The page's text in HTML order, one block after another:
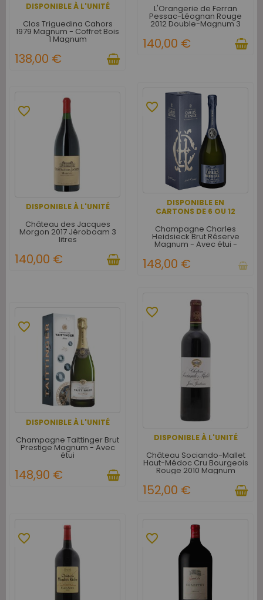
DISPONIBLE À L'UNITÉ
Clos Triguedina Cahors
1979 Magnum - Coffret Bois
1 Magnum
138,00 €
L'Orangerie de Ferran
Pessac-Léognan Rouge
2012 Double-Magnum 3
140,00 €
DISPONIBLE À L'UNITÉ
favorite_border
Château des Jacques
Morgon 2017 Jéroboam 3
litres
140,00 €
DISPONIBLE EN
CARTONS DE 6 OU 12
favorite_border
Champagne Charles
Heidsieck Brut Réserve
Magnum - Avec étui -
148,00 €
DISPONIBLE À L'UNITÉ
favorite_border
Champagne Taittinger Brut
Prestige Magnum - Avec
étui
148,90 €
DISPONIBLE À L'UNITÉ
favorite_border
Château Sociando-Mallet
Haut-Médoc Cru Bourgeois
Rouge 2010 Magnum
152,00 €
favorite_border favorite_border